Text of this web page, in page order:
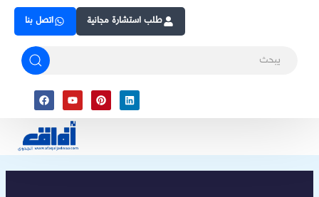
content
اتصل بنا طلب استشارة مجانية